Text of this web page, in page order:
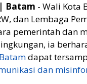
Batam - Wali Kota
dan Lembaga
pemerintah dan
ia
dapat
dan